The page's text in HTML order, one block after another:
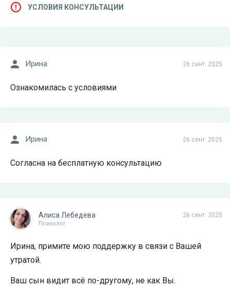
УСЛОВИЯ КОНСУЛЬТАЦИИ
26 сент. 2025
Ирина
Ознакомилась с условиями
26 сент. 2025
Ирина
Согласна на бесплатную консультацию
26 сент. 2025
Алиса Лебедева
Психолог
Ирина, примите мою поддержку в связи с Вашей
утратой.
Ваш сын видит всё по-другому, не как Вы.